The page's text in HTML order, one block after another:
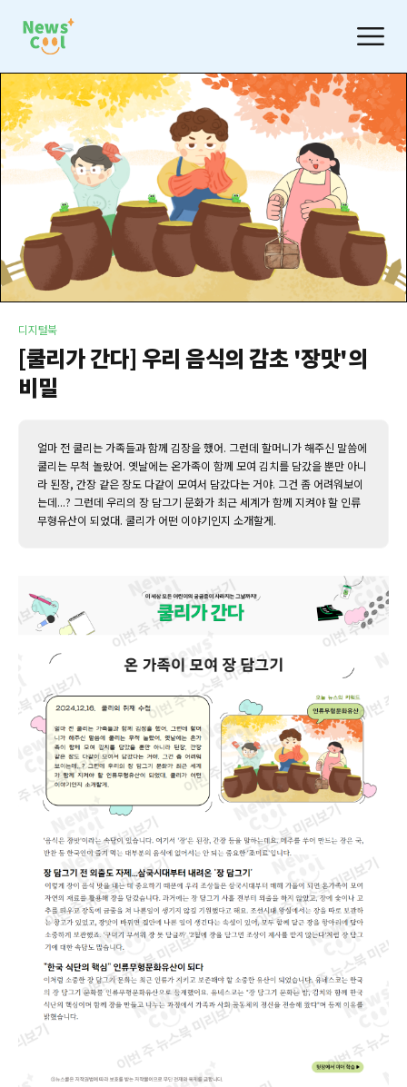
디지털북
[쿨리가 간다] 우리 음식의 감초 '장맛'의
비밀
얼마 전 쿨리는 가족들과 함께 김장을 했어. 그런데 할머니가 해주신 말씀에
쿨리는 무척 놀랐어. 옛날에는 온가족이 함께 모여 김치를 담갔을 뿐만 아니
라 된장, 간장 같은 장도 다같이 모여서 담갔다는 거야. 그건 좀 어려워보이
는데...? 그런데 우리의 장 담그기 문화가 최근 세계가 함께 지켜야 할 인류
무형유산이 되었대. 쿨리가 어떤 이야기인지 소개할게.